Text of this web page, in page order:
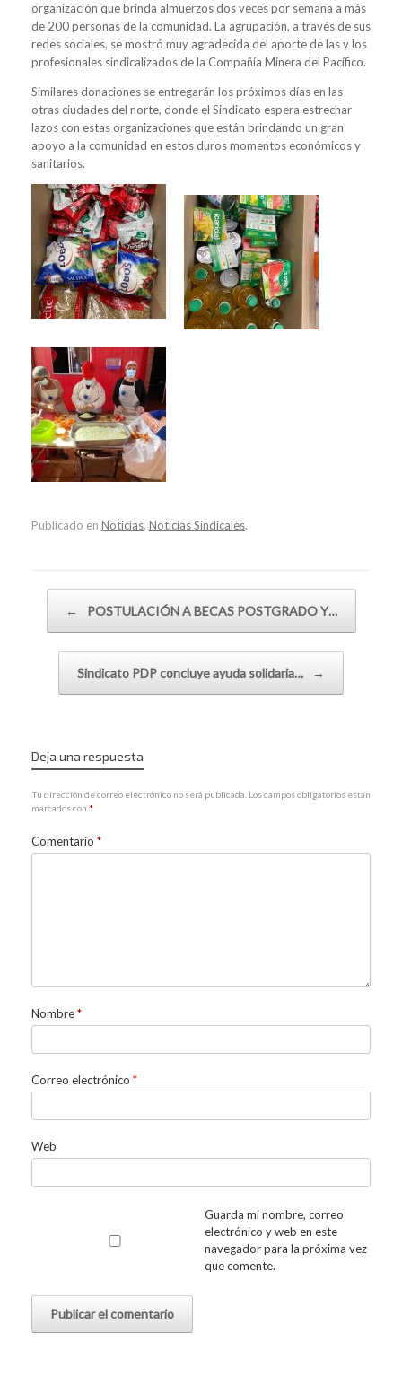
organización que brinda almuerzos dos veces por semana a más
de 200 personas de la comunidad. La agrupación, a través de sus
redes sociales, se mostró muy agradecida del aporte de las y los
profesionales sindicalizados de la Compañía Minera del Pacífico.
Similares donaciones se entregarán los próximos días en las
otras ciudades del norte, donde el Sindicato espera estrechar
lazos con estas organizaciones que están brindando un gran
apoyo a la comunidad en estos duros momentos económicos y
sanitarios.
Publicado en Noticias, Noticias Sindicales.
← POSTULACIÓN A BECAS POSTGRADO Y…
Sindicato PDP concluye ayuda solidaria… →
Deja una respuesta
Tu dirección de correo electrónico no será publicada. Los campos obligatorios están
marcados con *
Comentario *
Nombre*
Correo electrónico *
Web
Guarda mi nombre, correo
electrónico y web en este
navegador para la próxima vez
que comente.